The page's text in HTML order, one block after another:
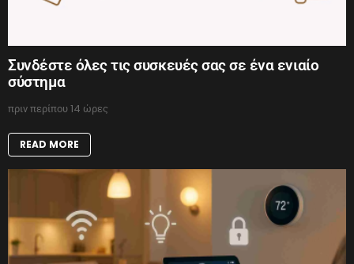
Συνδέστε όλες τις συσκευές σας σε ένα ενιαίο
σύστημα
πριν περίπου 14 ώρες
READ MORE